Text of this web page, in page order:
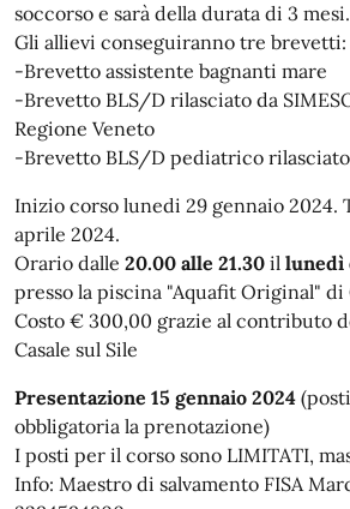
soccorso e sarà della durata di 3 mesi.
Gli allievi conseguiranno tre brevetti:
-Brevetto assistente bagnanti mare
-Brevetto BLS/D rilasciato da
Regione Veneto
-Brevetto BLS/D pediatrico rilasciato
Inizio corso lunedi 29 gennaio 2024.
aprile 2024.
Orario dalle 20.00 alle 21.30 il lunedì
presso la piscina "Aquafit Original" di
Costo € 300,00 grazie al contributo
Casale sul Sile
Presentazione 15 gennaio 2024
obbligatoria la prenotazione)
I posti per il corso sono LIMITATI,
Info: Maestro di salvamento FISA